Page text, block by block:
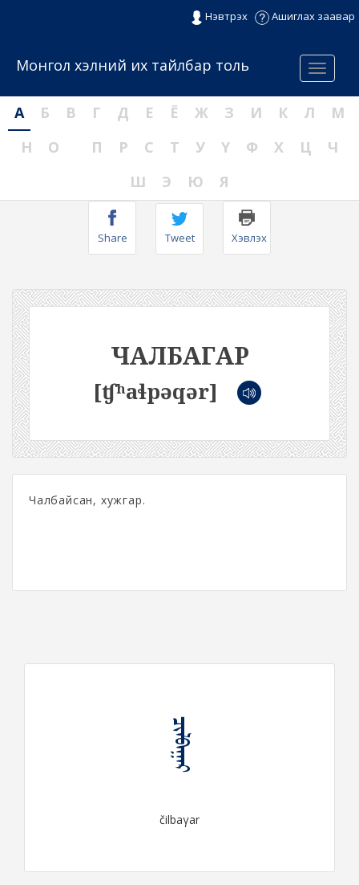
Нэвтрэх Ашиглах заавар
Menu
Монгол хэлний их тайлбар толь
А Б В Г Д Е Ё Ж З И К Л
М
Н
О П Р С Т У Ү Ф Х Ц
Ч
Ш
Э Ю Я
Share Tweet Хэвлэх
ЧАЛБАГАР
[ʧʰaɬpəqər]
Чалбайсан, хужгар.
ᠴᠢᠯᠪᠠᠭᠠᠷ
čilbaγar